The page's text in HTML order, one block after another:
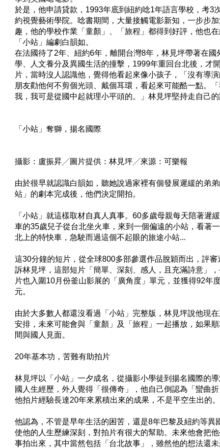
於是，他申請貸款，1993年底到紐約唸1年語言學校，考3
約視覺藝術學院。唸書期間，大量接觸電影新知，一步步
趣，他的學校作業「童顏」、「旅程」都得到好評，他也
「小站」編劇白韻如。
在法國待了2年、紐約6年，離開台灣8年，林見坪帶著在國
學、人文養分及異國生活的撞擊，1999年重回台北後，才
片，當時沒人認識他，覺得他看起來像小孩子，「沒有導
朋友勸他何不剪個光頭、戴個耳環，看起來可能酷一點。
我，我可是從國中起就理小平頭的。」林見坪堅持走自己
「小站」奪獅，揚名國際
攝影：盧振昇╱圖片提供：林見坪╱來源：可樂報
由於很早就認識白韻如，聽她說過家裡有個發展遲緩的弟
站」的劇本完成後，他們決定開拍。
「小站」就這樣取材自真人真事。60多歲母親每天陪著遲
車的35歲兒子從台北坐火車，來到一個偏遠的小站，看著
北上的特快車，急駛而過這個不起眼的旅途小站...
這30分鐘的短片，從全球800多部參選作品脫穎而出，評
訴林見坪，這部短片「簡單、深刻、感人，且充滿詩意」
片也入圍10月份釜山影展的「廣角度」單元，並獲得92年
元。
由於大多數人都還沒看過「小站」完整版，林見坪說他現
安排，未來可能會與「童顏」及「旅程」一起播放，如果
間與國人見面。
20年基本功，苦難有助拍片
林見坪以「小站」一夕成名，從攝影小學徒到揚名國際的
國人生經歷，外人覺得「很傳奇」，他自己倒認為「蠻曲
他拍片經驗長達20年來累積出來的成果，不是平空生出的。
他認為，不管是早年生活的困苦，還是8年巴黎及紐約等異
使他的人生歷練深刻，對拍片有很大的幫助。未來他會把
事拍出來，其中當然包括「台北故事」，雖然他的想法還